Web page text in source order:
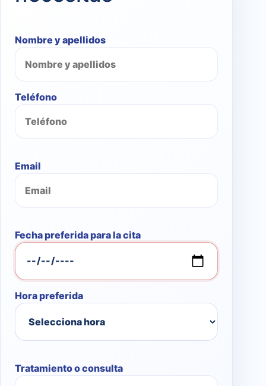
Nombre y apellidos
Teléfono
Email
Fecha preferida para la cita
Hora preferida
Tratamiento o consulta